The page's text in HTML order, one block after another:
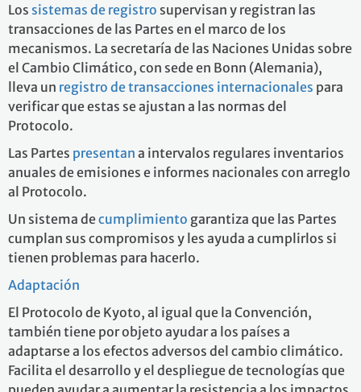
Los sistemas de registro supervisan y registran las
transacciones de las Partes en el marco de los
mecanismos. La secretaría de las Naciones Unidas sobre
el Cambio Climático, con sede en Bonn (Alemania),
lleva un registro de transacciones internacionales para
verificar que estas se ajustan a las normas del
Protocolo.
Las Partes presentan a intervalos regulares inventarios
anuales de emisiones e informes nacionales con arreglo
al Protocolo.
Un sistema decumplimiento garantiza que las Partes
cumplan sus compromisos y les ayuda a cumplirlos si
tienen problemas para hacerlo.
Adaptación
El Protocolo de Kyoto, al igual que la Convención,
también tiene por objeto ayudar a los países a
adaptarse a los efectos adversos del cambio climático.
Facilita el desarrollo y el despliegue de tecnologías que